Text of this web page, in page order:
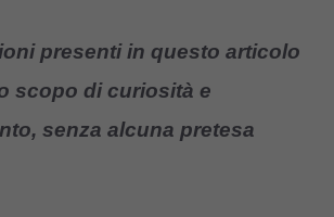
presenti in questo articolo
scopo di curiosità e
senza alcuna pretesa